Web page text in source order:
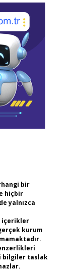
bir
hiçbir
yalnızca
içerikler
kurum
bilgiler taslak